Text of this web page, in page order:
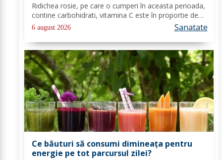
Ridichea rosie, pe care o cumperi în aceasta perioada,
contine carbohidrati, vitamina C este în proportie de
25%, vitamina B, acid folic, potasiu, magneziu si multe
alte componente ce-ti sunt de...
6 august 2026 Sanatate
Ce băuturi să consumi dimineața pentru
energie pe tot parcursul zilei?